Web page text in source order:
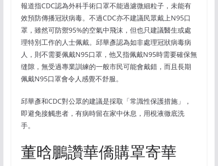
報道指CDC認為外科手術口罩不能過濾微細粒子，未能有
效預防傳播冠狀病毒。不過CDC亦不建議民眾戴上N95口
罩，雖然可防禦95%的空氣中飛沫，但也只建議醫生或處
理特別工作的人士佩戴。邱華彥認為如非處理冠狀病毒病
人，則不需要佩戴N95口罩，他又指佩戴N95時需要確保無
缝隙，無受過專業訓練的一般市民可能會戴錯，而且長期
佩戴N95口罩會令人感覺不舒服。
邱華彥和CDC對公眾的建議是採取「常識性保護措施」，
即避免接觸患者，有病時留在家中休息，用梘液徹底洗
手。
董晗鵬讚華僑購罩寄華